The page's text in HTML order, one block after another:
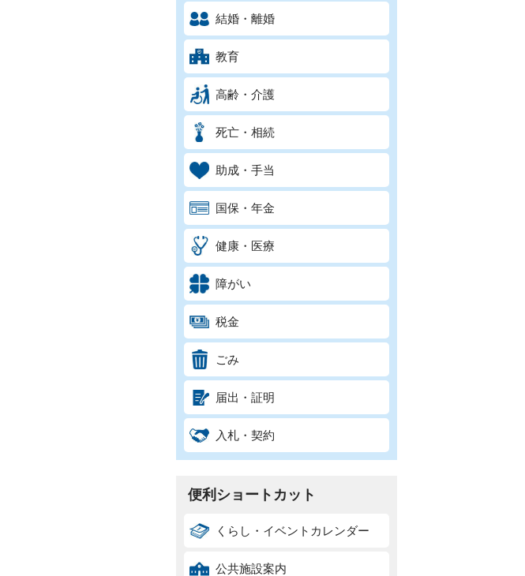
結婚・離婚
教育
高齢・介護
死亡・相続
助成・手当
国保・年金
健康・医療
障がい
税金
ごみ
届出・証明
入札・契約
便利ショートカット
くらし・イベントカレンダー
公共施設案内